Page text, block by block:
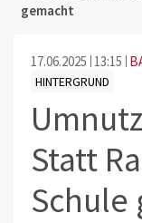
gemacht
17.06.2025 13:15
HINTERGRUND
Statt
Schule